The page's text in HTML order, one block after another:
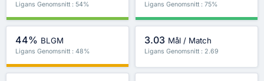
Ligans Genomsnitt : 54% Ligans Genomsnitt : 75%
44% BLGM
Ligans Genomsnitt : 48%
3.03 Mål / Match
Ligans Genomsnitt : 2.69